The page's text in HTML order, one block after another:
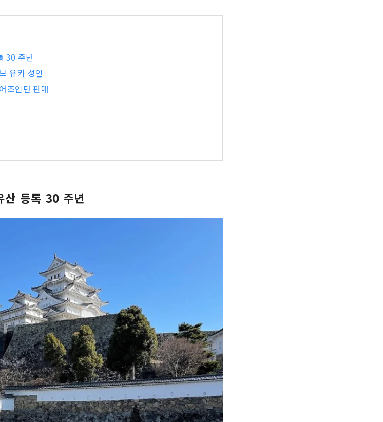
30 주년
유키 성인
조인만 판매
산 등록 30 주년